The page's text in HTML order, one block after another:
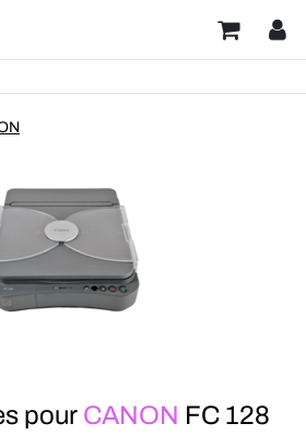
pour CANON FC 128